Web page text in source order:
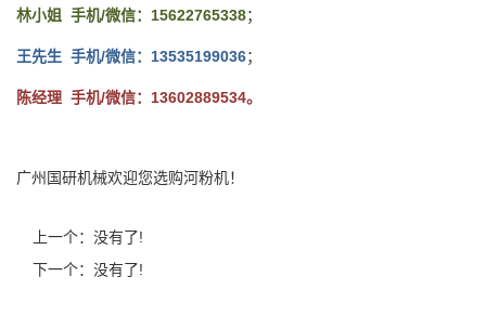
林小姐 手机/微信：15622765338；
王先生 手机/微信：13535199036；
陈经理 手机/微信：13602889534。
广州国研机械欢迎您选购河粉机！
上一个：没有了!
下一个：没有了!